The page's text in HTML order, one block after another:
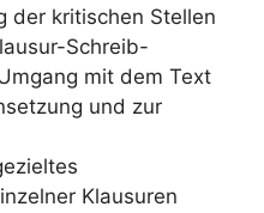
der kritischen Stellen
Schreib-
mit dem Text
und zur
Klausuren